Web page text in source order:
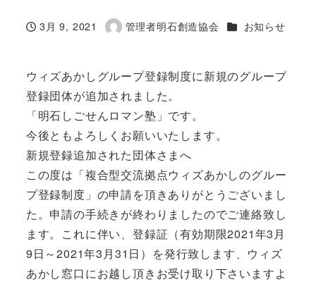
投稿日
3月 9, 2021
著
管理者明石創造協会 カテゴリー
お知らせ
ウィズあかしグループ登録制度に新規のグループ
登録団体が追加されました。
「明石しごせんロマン塾」です。
今後ともよろしくお願いいたします。
新規登録追加された団体さまへ
この度は「複合型交流拠点ウィズあかしのグルー
プ登録制度」の申請を頂きありがとうございまし
た。申請の手続きが終わりましたのでご連絡致し
ます。これに伴い、登録証（有効期限2021年3月
9日～2021年3月31日）を発行致します、ウィズ
あかし窓口にお越し頂きお受け取り下さいますよ